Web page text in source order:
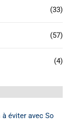
(33)
(57)
(4)
éviter avec So